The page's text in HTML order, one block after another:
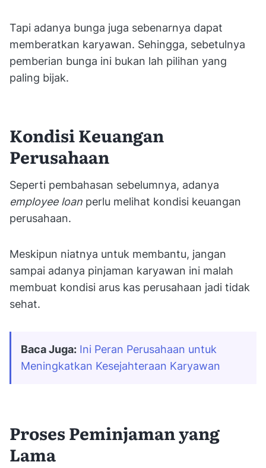
Tapi adanya bunga juga sebenarnya dapat
memberatkan karyawan. Sehingga, sebetulnya
pemberian bunga ini bukan lah pilihan yang
paling bijak.
Kondisi Keuangan
Perusahaan
Seperti pembahasan sebelumnya, adanya
employee loan perlu melihat kondisi keuangan
perusahaan.
Meskipun niatnya untuk membantu, jangan
sampai adanya pinjaman karyawan ini malah
membuat kondisi arus kas perusahaan jadi tidak
sehat.
Baca Juga: Ini Peran Perusahaan untuk
Meningkatkan Kesejahteraan Karyawan
Proses Peminjaman yang
Lama